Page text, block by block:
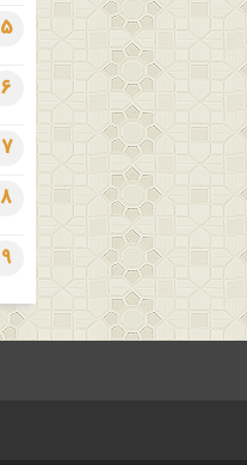
5
6
7
8
9